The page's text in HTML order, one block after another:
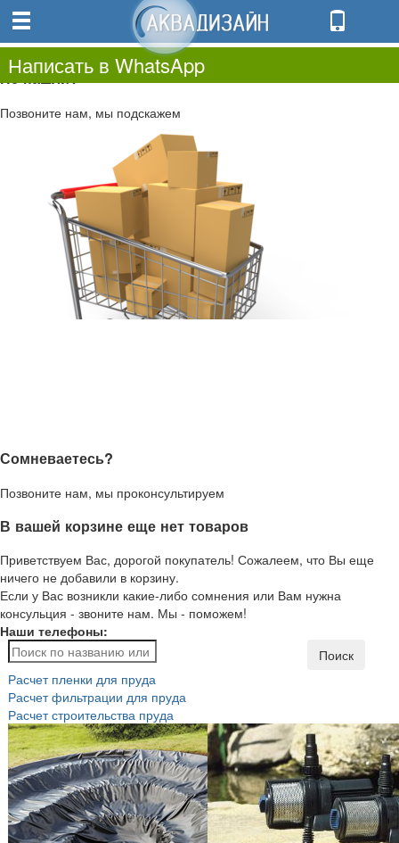
0.00
0
Не нашли?
Позвоните нам, мы подскажем
Сомневаетесь?
Позвоните нам, мы проконсультируем
В вашей корзине еще нет товаров
Приветствуем Вас, дорогой покупатель! Сожалеем, что Вы еще
ничего не добавили в корзину.
Если у Вас возникли какие-либо сомнения или Вам нужна
консульция - звоните нам. Мы - поможем!
Наши телефоны:
Написать в WhatsApp
Поиск
Расчет пленки для пруда
Расчет фильтрации для пруда
Расчет строительства пруда